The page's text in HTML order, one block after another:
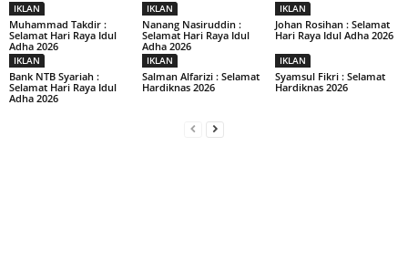
IKLAN
Muhammad Takdir :
Selamat Hari Raya Idul
Adha 2026
IKLAN
Nanang Nasiruddin :
Selamat Hari Raya Idul
Adha 2026
IKLAN
Johan Rosihan : Selamat
Hari Raya Idul Adha 2026
IKLAN
Bank NTB Syariah :
Selamat Hari Raya Idul
Adha 2026
IKLAN
Salman Alfarizi : Selamat
Hardiknas 2026
IKLAN
Syamsul Fikri : Selamat
Hardiknas 2026